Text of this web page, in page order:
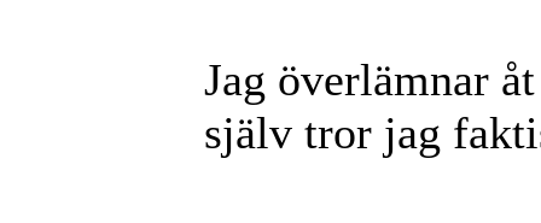
Jag överlämnar
själv tror jag